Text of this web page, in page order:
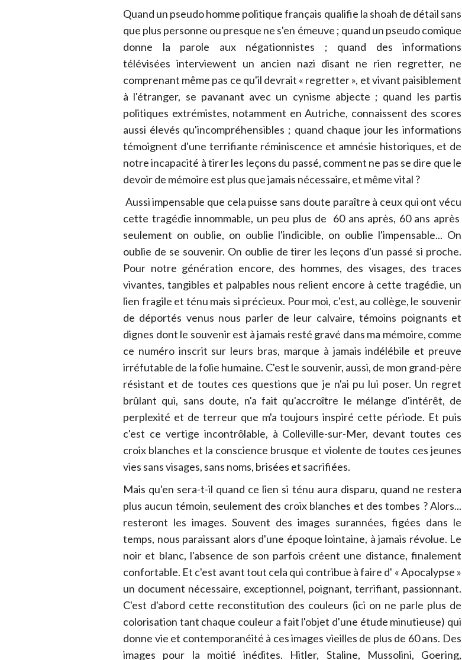
Quand un pseudo homme politique français qualifie la shoah de détail sans
que plus personne ou presque ne s'en émeuve ; quand un pseudo comique
donne la parole aux négationnistes ; quand des informations
télévisées interviewent un ancien nazi disant ne rien regretter, ne
comprenant même pas ce qu'il devrait « regretter », et vivant paisiblement
à l'étranger, se pavanant avec un cynisme abjecte ; quand les partis
politiques extrémistes, notamment en Autriche, connaissent des scores
aussi élevés qu'incompréhensibles ; quand chaque jour les informations
témoignent d'une terrifiante réminiscence et amnésie historiques, et de
notre incapacité à tirer les leçons du passé, comment ne pas se dire que le
devoir de mémoire est plus que jamais nécessaire, et même vital ?
Aussi impensable que cela puisse sans doute paraître à ceux qui ont vécu
cette tragédie innommable, un peu plus de 60 ans après, 60 ans après
seulement on oublie, on oublie l'indicible, on oublie l'impensable... On
oublie de se souvenir. On oublie de tirer les leçons d'un passé si proche.
Pour notre génération encore, des hommes, des visages, des traces
vivantes, tangibles et palpables nous relient encore à cette tragédie, un
lien fragile et ténu mais si précieux. Pour moi, c'est, au collège, le souvenir
de déportés venus nous parler de leur calvaire, témoins poignants et
dignes dont le souvenir est à jamais resté gravé dans ma mémoire, comme
ce numéro inscrit sur leurs bras, marque à jamais indélébile et preuve
irréfutable de la folie humaine. C'est le souvenir, aussi, de mon grand-père
résistant et de toutes ces questions que je n'ai pu lui poser. Un regret
brûlant qui, sans doute, n'a fait qu'accroître le mélange d'intérêt, de
perplexité et de terreur que m'a toujours inspiré cette période. Et puis
c'est ce vertige incontrôlable, à Colleville-sur-Mer, devant toutes ces
croix blanches et la conscience brusque et violente de toutes ces jeunes
vies sans visages, sans noms, brisées et sacrifiées.
Mais qu'en sera-t-il quand ce lien si ténu aura disparu, quand ne restera
plus aucun témoin, seulement des croix blanches et des tombes ? Alors...
resteront les images. Souvent des images surannées, figées dans le
temps, nous paraissant alors d'une époque lointaine, à jamais révolue. Le
noir et blanc, l'absence de son parfois créent une distance, finalement
confortable. Et c'est avant tout cela qui contribue à faire d' « Apocalypse »
un document nécessaire, exceptionnel, poignant, terrifiant, passionnant.
C'est d'abord cette reconstitution des couleurs (ici on ne parle plus de
colorisation tant chaque couleur a fait l'objet d'une étude minutieuse) qui
donne vie et contemporanéité à ces images vieilles de plus de 60 ans. Des
images pour la moitié inédites. Hitler, Staline, Mussolini, Goering,